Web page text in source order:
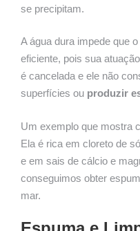
se precipitam.
A água dura impede que
eficiente, pois sua
é cancelada e ele não
superfícies ou produzir
Um exemplo que mostra
Ela é rica em cloreto de
e em sais de cálcio e
conseguimos obter
mar.